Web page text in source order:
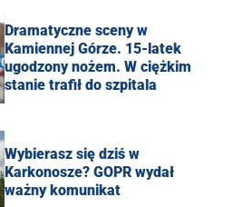
Dramatyczne sceny w
Kamiennej Górze. 15-latek
ugodzony nożem. W ciężkim
stanie trafił do szpitala
Wybierasz się dziś w
Karkonosze? GOPR wydał
ważny komunikat